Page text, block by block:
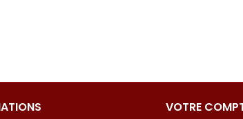
VOTRE